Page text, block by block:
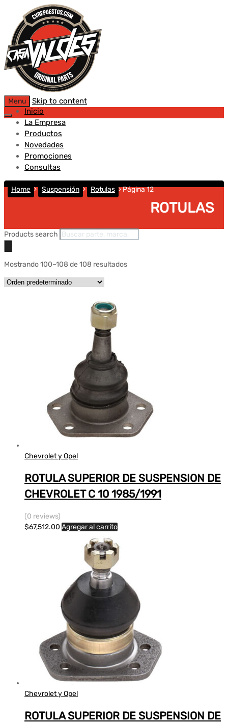
Menu
Skip to content
Inicio
La Empresa
Productos
Novedades
Promociones
Consultas
Home Suspensión Rotulas Página 12
ROTULAS
Products search
Mostrando 100–108 de 108 resultados
Chevrolet y Opel
ROTULA SUPERIOR DE SUSPENSION DE
CHEVROLET C 10 1985/1991
(0 reviews)
$67,512.00 Agregar al carrito
Chevrolet y Opel
ROTULA SUPERIOR DE SUSPENSION DE